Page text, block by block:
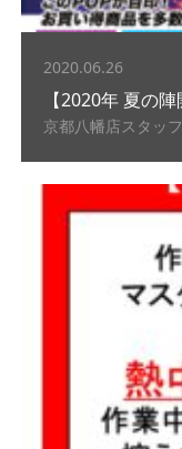
2020.06.26
【2020年 夏の陣
京都八幡店スタッフ